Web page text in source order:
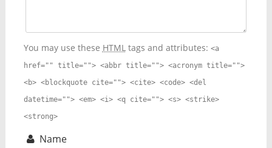
You may use these HTMLtags and attributes: <a
href="" title=""> <abbr title=""> <acronym title="">
<b> <blockquote cite=""> <cite> <code> <del
datetime=""> <em> <i> <q cite=""> <s> <strike>
<strong>
Name